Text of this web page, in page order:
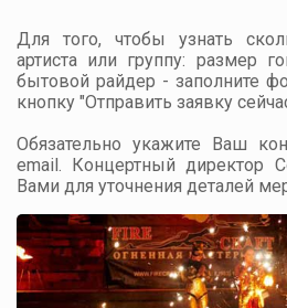
Для того, чтобы узнать
артиста или группу: размер
бытовой райдер - заполните
кнопку "Отправить заявку
Обязательно укажите Ваш
email. Концертный директор
Вами для уточнения деталей